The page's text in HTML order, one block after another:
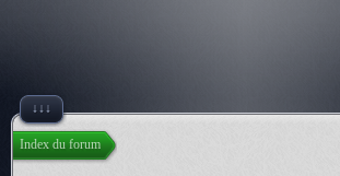
↓↓↓
Index du forum